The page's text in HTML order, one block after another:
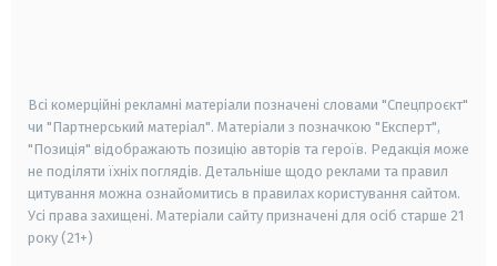
Всі комерційні рекламні матеріали позначені словами "Спецпроєкт"
чи "Партнерський матеріал". Матеріали з позначкою "Експерт",
"Позиція" відображають позицію авторів та героїв. Редакція може
не поділяти їхніх поглядів. Детальніше щодо реклами та правил
цитування можна ознайомитись в правилах користування сайтом.
Усі права захищені. Матеріали сайту призначені для осіб старше 21
року (21+)